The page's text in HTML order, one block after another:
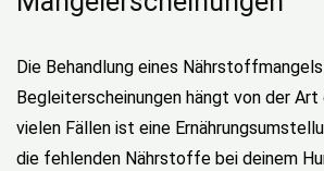
Die Behandlung eines
Begleiterscheinungen hängt von der Art
vielen Fällen ist eine
die fehlenden Nährstoffe bei deinem